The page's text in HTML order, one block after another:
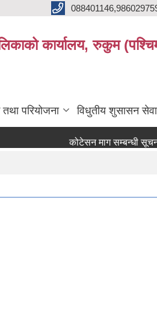
कार्यालय, रुकुम
परियोजना विधुतीय शुसासन सेवा
कोटेसन माग सम्बन्धी सूचना !